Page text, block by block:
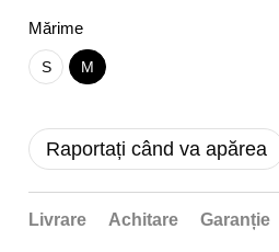
Mărime
S M
Raportați când va apărea
Livrare Achitare Garanție